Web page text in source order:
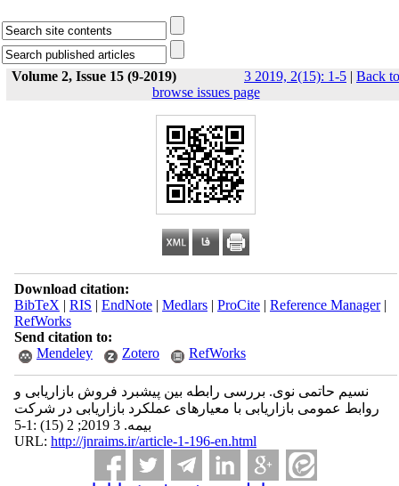
Volume 2, Issue 15 (9-2019) 3 2019, 2(15): 1-5 | Back to
browse issues page
Download citation:
BibTeX | RIS | EndNote| Medlars| ProCite| Reference Manager|
RefWorks
Send citation to:
Mendeley
Zotero RefWorks
نسیم حاتمی نوی. بررسی رابطه بین پیشبرد فروش بازاریابی و
روابط عمومی بازاریابی با معیارهای عملکرد بازاریابی در شرکت
بیمه. 3 2019; 2 (15) :1-5
URL: http://jnraims.ir/article-1-196-en.html